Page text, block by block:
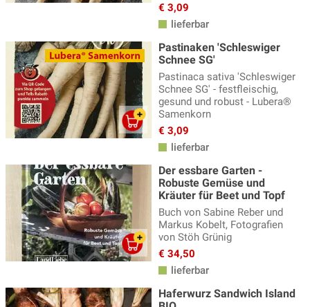
€ 3,09
lieferbar
Pastinaken 'Schleswiger
Schnee SG'
Pastinaca sativa 'Schleswiger
Schnee SG' - festfleischig,
gesund und robust - Lubera®
Samenkorn
€ 3,09
lieferbar
Der essbare Garten -
Robuste Gemüse und
Kräuter für Beet und Topf
Buch von Sabine Reber und
Markus Kobelt, Fotografien
von Stöh Grünig
€ 34,50
lieferbar
Haferwurz Sandwich Island